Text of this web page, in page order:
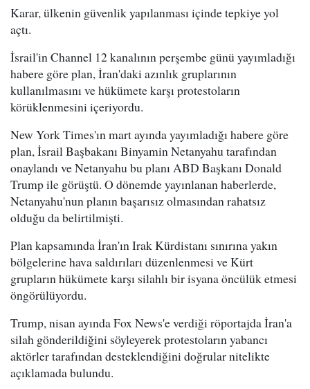
Karar, ülkenin güvenlik yapılanması içinde tepkiye yol
açtı.
İsrail'in Channel 12 kanalının perşembe günü yayımladığı
habere göre plan, İran'daki azınlık gruplarının
kullanılmasını ve hükümete karşı protestoların
körüklenmesini içeriyordu.
New York Times'ın mart ayında yayımladığı habere göre
plan, İsrail Başbakanı Binyamin Netanyahu tarafından
onaylandı ve Netanyahu bu planı ABD Başkanı Donald
Trump ile görüştü. O dönemde yayınlanan haberlerde,
Netanyahu'nun planın başarısız olmasından rahatsız
olduğu da belirtilmişti.
Plan kapsamında İran'ın Irak Kürdistanı sınırına yakın
bölgelerine hava saldırıları düzenlenmesi ve Kürt
grupların hükümete karşı silahlı bir isyana öncülük etmesi
öngörülüyordu.
Trump, nisan ayında Fox News'e verdiği röportajda İran'a
silah gönderildiğini söyleyerek protestoların yabancı
aktörler tarafından desteklendiğini doğrular nitelikte
açıklamada bulundu.